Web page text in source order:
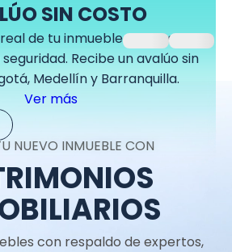
NUEVO INMUEBLE CON
con respaldo de expertos,
SIN COSTO
real de tu inmueble para vender
Recibe un avalúo sin
Medellín y Barranquilla.
Ver más